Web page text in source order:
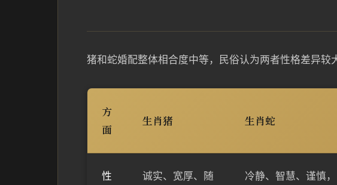
猪和蛇婚配整体相合度中等，民俗认为两者性格差异较
方
面
生肖猪 生肖蛇
性
诚实、宽厚、随
冷静、智慧、谨慎，